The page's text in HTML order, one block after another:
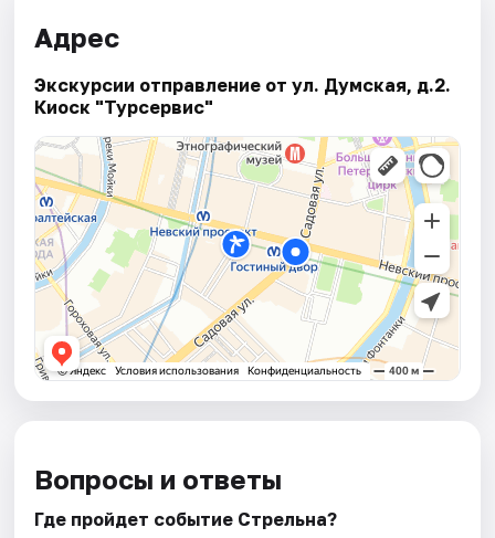
Адрес
Экскурсии отправление от ул. Думская, д.2.
Киоск "Турсервис"
Вопросы и ответы
Где пройдет событие Стрельна?